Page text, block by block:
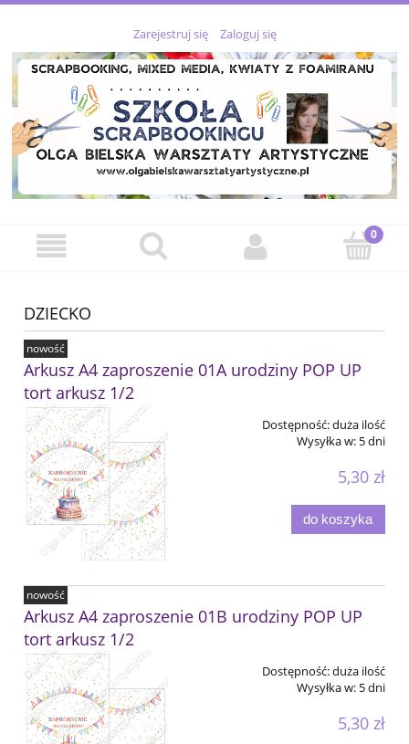
Zarejestruj się Zaloguj się
DZIECKO
Arkusz A4 zaproszenie 01A urodziny POP UP
tort arkusz 1/2
Dostępność:duża ilość
Wysyłka w: 5 dni
5,30 zł
do koszyka
nowość
Arkusz A4 zaproszenie 01B urodziny POP UP
tort arkusz 1/2
Dostępność:duża ilość
Wysyłka w: 5 dni
5,30 zł
nowość